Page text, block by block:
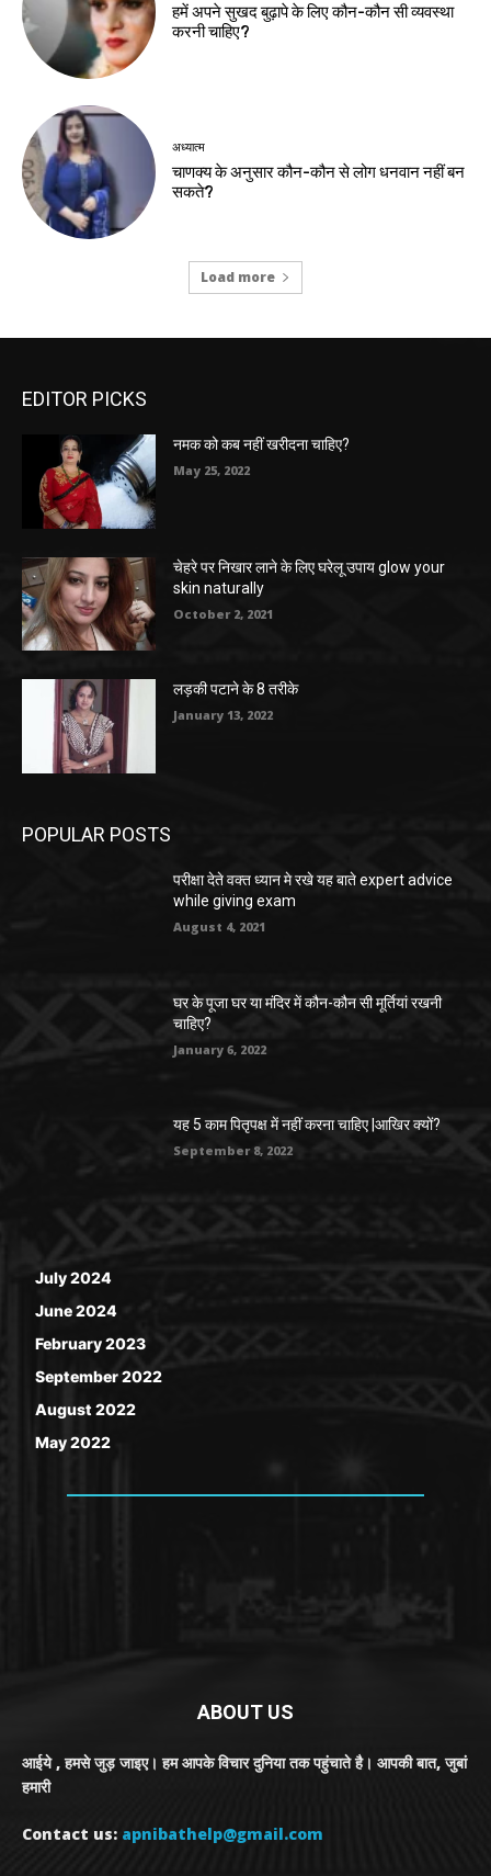
हमें अपने सुखद बुढ़ापे के लिए कौन-कौन सी व्यवस्था
करनी चाहिए?
अध्यात्म
चाणक्य के अनुसार कौन-कौन से लोग धनवान नहीं बन
सकते?
Load more
EDITOR PICKS
नमक को कब नहीं खरीदना चाहिए?
May 25, 2022
चेहरे पर निखार लाने के लिए घरेलू उपाय glow your
skin naturally
October 2, 2021
लड़की पटाने के 8 तरीके
January 13, 2022
POPULAR POSTS
परीक्षा देते वक्त ध्यान मे रखे यह बाते expert advice
while giving exam
August 4, 2021
घर के पूजा घर या मंदिर में कौन-कौन सी मूर्तियां रखनी
चाहिए?
January 6, 2022
यह 5 काम पितृपक्ष में नहीं करना चाहिए |आखिर क्यों?
September 8, 2022
July 2024
June 2024
February 2023
September 2022
August 2022
May 2022
ABOUT US
आईये , हमसे जुड़ जाइए। हम आपके विचार दुनिया तक पहुंचाते है। आपकी बात, जुबां
हमारी
Contact us: apnibathelp@gmail.com